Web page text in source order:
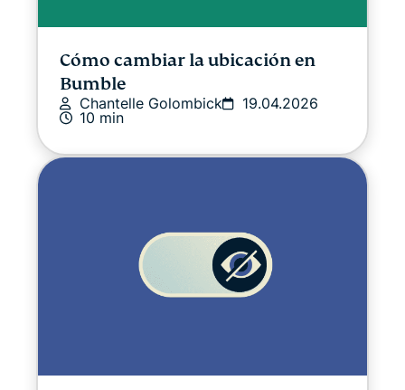
Cómo cambiar la ubicación en
Bumble
Chantelle Golombick
19.04.2026
10 min